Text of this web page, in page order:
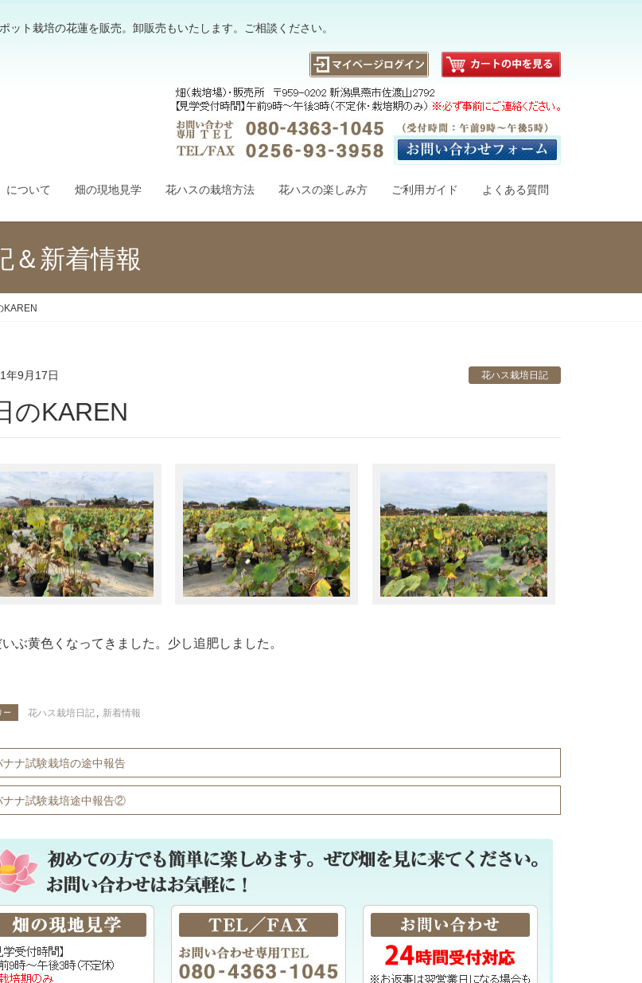
ト栽培の花蓮を販売。卸販売もいたします。ご相談ください。
について 畑の現地見学 花ハスの栽培方法 花ハスの楽しみ方 ご利用ガイド よくある質問
新着情報
KAREN
年9月17日 花ハス栽培日記
日のKAREN
ぶ黄色くなってきました。少し追肥しました。
ー 花ハス栽培日記 , 新着情報
ナナ試験栽培の途中報告
ナナ試験栽培途中報告②